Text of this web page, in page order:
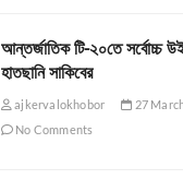
আন্তর্জাতিক টি-২০তে সর্বোচ্চ
হাতছানি সাকিবের
ajkervalokhobor
27
No Comments